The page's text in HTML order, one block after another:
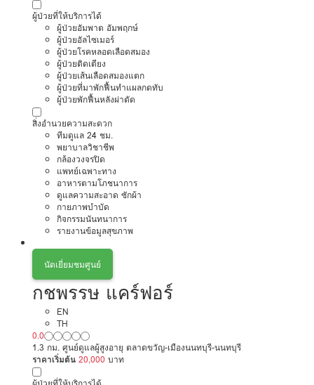
ผู้ป่วยที่ให้บริการได้
ผู้ป่วยอัมพาต อัมพฤกษ์
ผู้ป่วยอัลไซเมอร์
ผู้ป่วยโรคหลอดเลือดสมอง
ผู้ป่วยติดเตียง
ผู้ป่วยเส้นเลือดสมองแตก
ผู้ป่วยที่มาพักฟื้นทำแผลกดทับ
ผู้ป่วยพักฟื้นหลังผ่าตัด
สิ่งอำนวยความสะดวก
ทีมดูแล 24 ชม.
พยาบาลวิชาชีพ
กล้องวงจรปิด
แพทย์เฉพาะทาง
อาหารตามโภชนาการ
ดูแลความสะอาด ซักผ้า
กายภาพบำบัด
กิจกรรมนันทนาการ
รายงานข้อมูลสุขภาพ
นัดเยี่ยมชมศูนย์
กชพรรษ แคร์ฟอร์
EN
TH
0.0
1.3 กม. ศูนย์ดูแลผู้สูงอายุ ตลาดขวัญ-เมืองนนทบุรี-นนทบุรี
ราคาเริ่มต้น 20,000 บาท